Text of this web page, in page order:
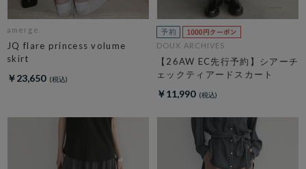
amerge.
JQ flare princess volume
skirt
￥23,650
DOUX ARCHIVES
【26AW EC先行予約】シアーチ
ェックティアードスカート
￥11,990